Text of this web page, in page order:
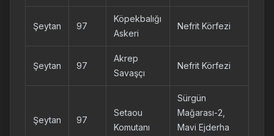
Şeytan 97
Köpekbalığı
Askeri
Nefrit Körfezi
Şeytan 97
Akrep
Savaşçı
Nefrit Körfezi
Şeytan 97
Setaou
Komutanı
Sürgün
Mağarası-2,
Mavi Ejderha